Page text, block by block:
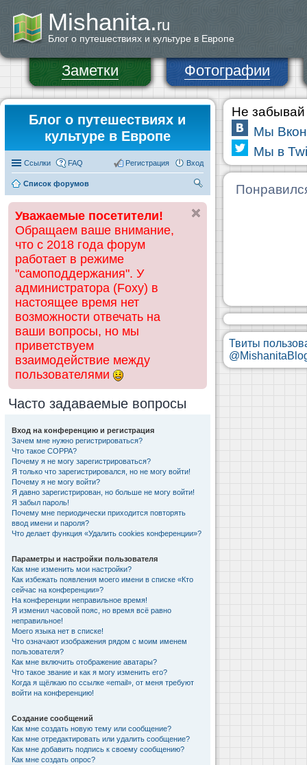
Mishanita.ru
Блог о путешествиях и культуре в Европе
Заметки Фотографии
Блог о путешествиях и
культуре в Европе
Ссылки FAQ Вход
Регистрация
Список форумов
ск
Уважаемые посетители!
Обращаем ваше внимание,
что с 2018 года форум
работает в режиме
"самоподдержания". У
администратора (Foxy) в
настоящее время нет
возможности отвечать на
ваши вопросы, но мы
приветствуем
взаимодействие между
пользователями
Часто задаваемые вопросы
Вход на конференцию и регистрация
Зачем мне нужно регистрироваться?
Что такое COPPA?
Почему я не могу зарегистрироваться?
Я только что зарегистрировался, но не могу войти!
Почему я не могу войти?
Я давно зарегистрирован, но больше не могу войти!
Я забыл пароль!
Почему мне периодически приходится повторять
ввод имени и пароля?
Что делает функция «Удалить cookies конференции»?
Параметры и настройки пользователя
Как мне изменить мои настройки?
Как избежать появления моего имени в списке «Кто
сейчас на конференции»?
На конференции неправильное время!
Я изменил часовой пояс, но время всё равно
неправильное!
Моего языка нет в списке!
Что означают изображения рядом с моим именем
пользователя?
Как мне включить отображение аватары?
Что такое звание и как я могу изменить его?
Когда я щёлкаю по ссылке «email», от меня требуют
войти на конференцию!
Создание сообщений
Как мне создать новую тему или сообщение?
Как мне отредактировать или удалить сообщение?
Как мне добавить подпись к своему сообщению?
Как мне создать опрос?
Не забывай
Мы
Мы в
Твиты